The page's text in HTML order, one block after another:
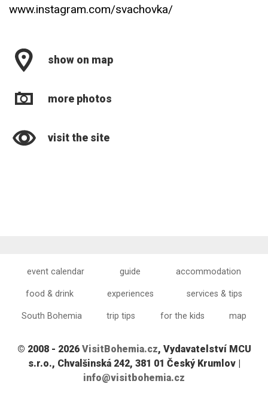
www.instagram.com/svachovka/
show on map
more photos
visit the site
event calendar guide accommodation
food & drink experiences services & tips
South Bohemia trip tips for the kids map
© 2008 - 2026 VisitBohemia.cz, Vydavatelství MCU
s.r.o., Chvalšinská 242, 381 01 Český Krumlov |
info@visitbohemia.cz